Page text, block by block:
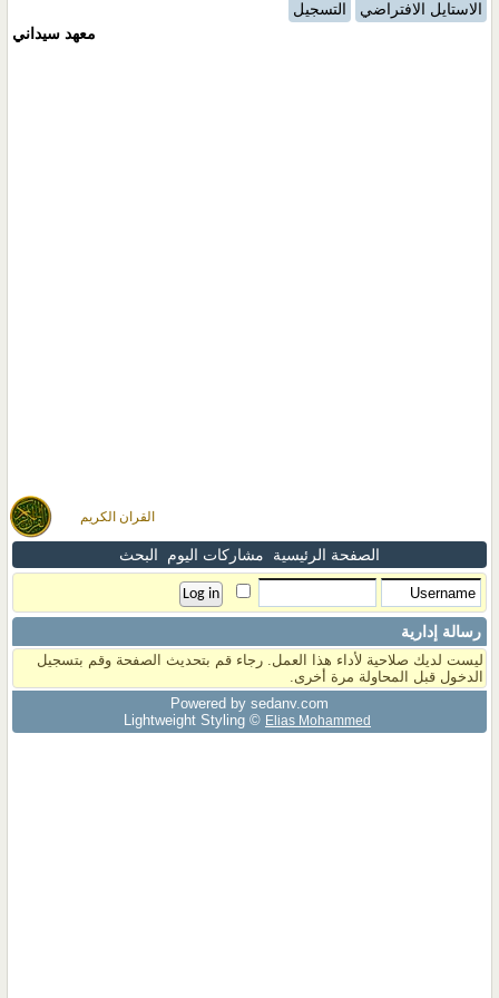
القران الكريم
الاستايل الافتراضي
التسجيل
معهد سيداني
الصفحة الرئيسية مشاركات اليوم البحث
رسالة إدارية
ليست لديك صلاحية لأداء هذا العمل. رجاء قم بتحديث الصفحة وقم بتسجيل
الدخول قبل المحاولة مرة أخرى.
Powered by sedany.com
Lightweight Styling © Elias Mohammed